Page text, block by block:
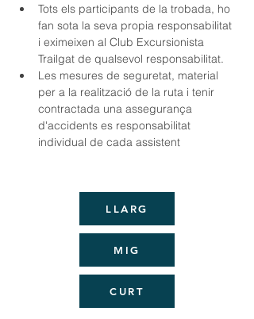
Tots els participants de la trobada, ho
fan sota la seva propia responsabilitat
i eximeixen al Club Excursionista
Trailgat de qualsevol responsabilitat.
Les mesures de seguretat, material
per a la realització de la ruta i tenir
contractada una assegurança
d'accidents es responsabilitat
individual de cada assistent
LLARG
MIG
CURT